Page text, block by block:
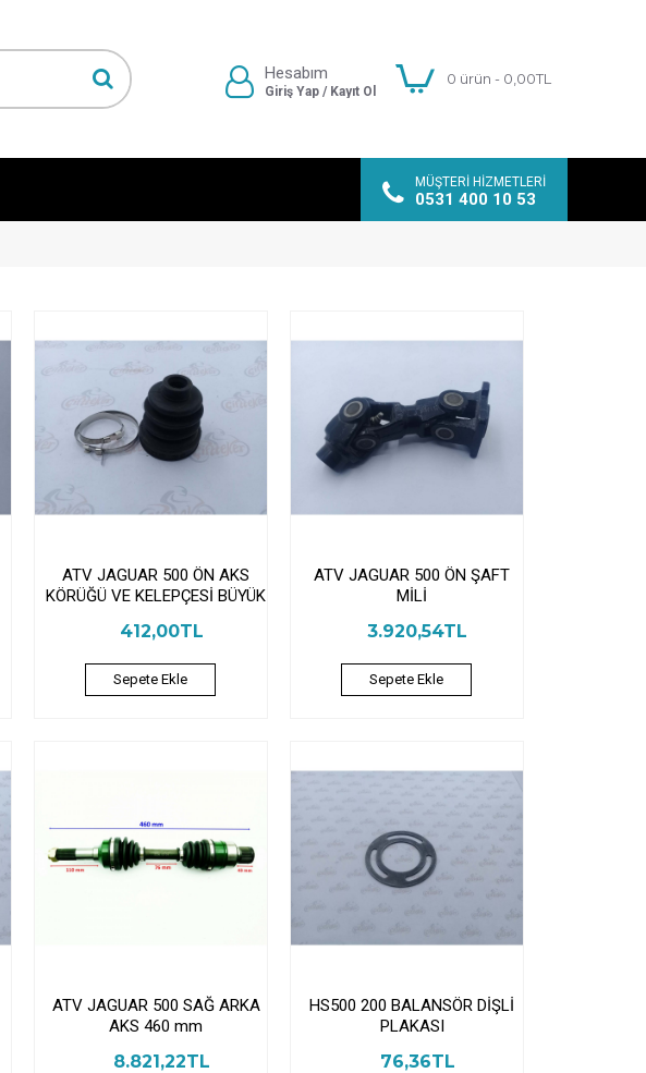
Hesabım
Giriş Yap / Kayıt Ol
0 ürün - 0,00TL
MÜŞTERI HIZMETLERI
0531 400 10 53
ATV JAGUAR 500 ÖN AKS
KÖRÜĞÜ VE KELEPÇESİ BÜYÜK
412,00TL
Sepete Ekle
ATV JAGUAR 500 ÖN ŞAFT
MİLİ
3.920,54TL
Sepete Ekle
ATV JAGUAR 500 SAĞ ARKA
AKS 460 mm
8.821,22TL
HS500 200 BALANSÖR DİŞLİ
PLAKASI
76,36TL